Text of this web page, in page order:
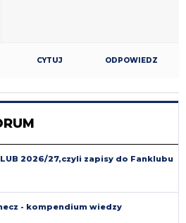
CYTUJ ODPOWIEDZ
2026/27,czyli zapisy do Fanklubu
- kompendium wiedzy